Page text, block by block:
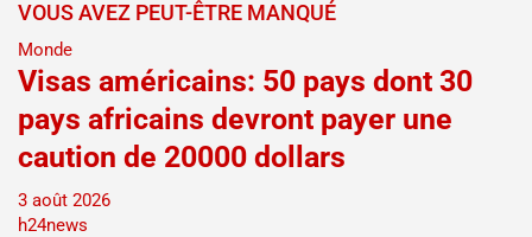
VOUS AVEZ PEUT-ÊTRE MANQUÉ
Monde
Visas américains: 50 pays dont 30
pays africains devront payer une
caution de 20000 dollars
3 août 2026
h24news